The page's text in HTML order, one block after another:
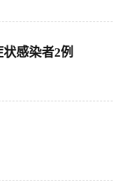
感染者2例